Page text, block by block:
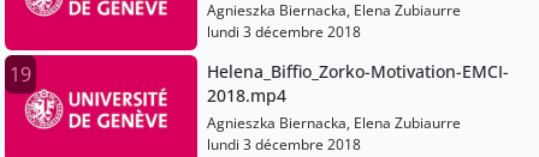
Agnieszka Biernacka, Elena Zubiaurre
lundi 3 décembre 2018
19
Helena_Biffio_Zorko-Motivation-EMCI-
2018.mp4
Agnieszka Biernacka, Elena Zubiaurre
lundi 3 décembre 2018